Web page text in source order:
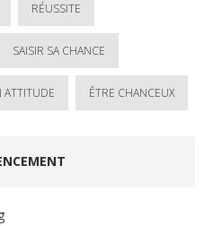
RÉUSSITE
SAISIR SA CHANCE
ATTITUDE ÊTRE CHANCEUX